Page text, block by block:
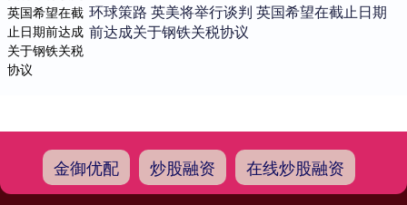
环球策路 英美将举行谈判 英国希望在截止日期
前达成关于钢铁关税协议
金御优配 炒股融资 在线炒股融资